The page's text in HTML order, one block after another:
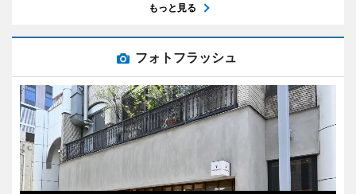
もっと見る
フォトフラッシュ